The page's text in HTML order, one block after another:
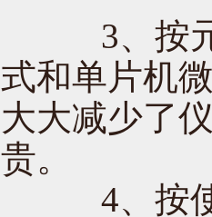
3、按元
式和单片机
大大减少了
贵。
4、按使